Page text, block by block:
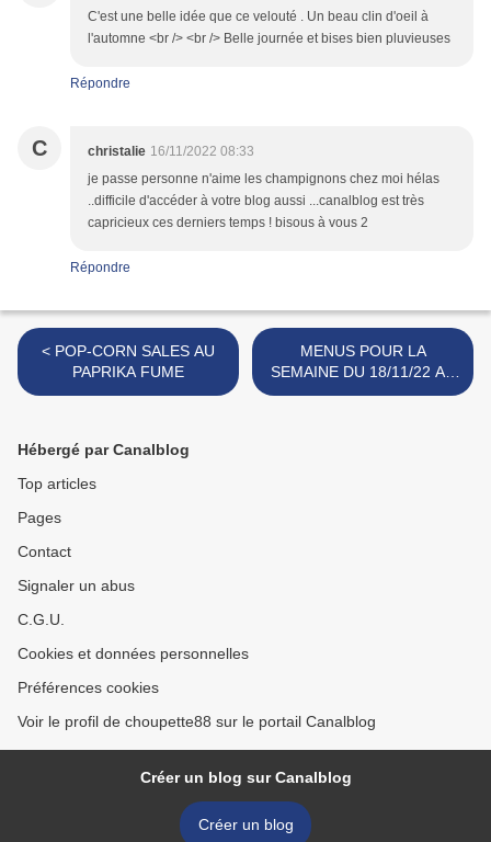
C'est une belle idée que ce velouté . Un beau clin d'oeil à
l'automne <br /> <br /> Belle journée et bises bien pluvieuses
Répondre
C christalie 16/11/2022 08:33
je passe personne n'aime les champignons chez moi hélas
..difficile d'accéder à votre blog aussi ...canalblog est très
capricieux ces derniers temps ! bisous à vous 2
Répondre
< POP-CORN SALES AU
PAPRIKA FUME
MENUS POUR LA
SEMAINE DU 18/11/22 AU
24/11/22 >
Hébergé par Canalblog
Top articles
Pages
Contact
Signaler un abus
C.G.U.
Cookies et données personnelles
Préférences cookies
Voir le profil de choupette88 sur le portail Canalblog
Créer un blog sur Canalblog
Créer un blog